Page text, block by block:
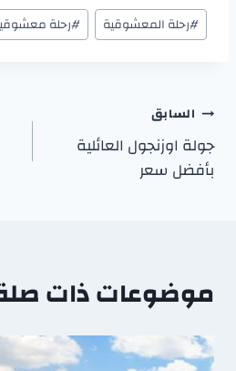
#رحلة المعشوقية #رحلة
السابق
جولة اوزنجول العائلية
بأفضل سعر
موضوعات ذات